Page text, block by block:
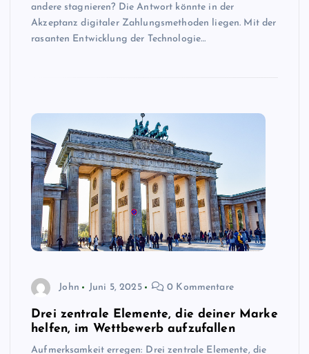
andere stagnieren? Die Antwort könnte in der
Akzeptanz digitaler Zahlungsmethoden liegen. Mit der
rasanten Entwicklung der Technologie…
John Juni 5, 2025 0 Kommentare
Drei zentrale Elemente, die deiner Marke
helfen, im Wettbewerb aufzufallen
Aufmerksamkeit erregen: Drei zentrale Elemente, die